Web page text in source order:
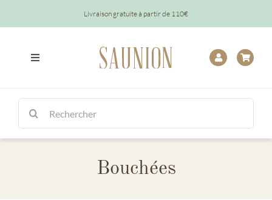
au
Livraison gratuite à partir de 110€
Toggle
Chocolats
Rechercher:
Bouchées